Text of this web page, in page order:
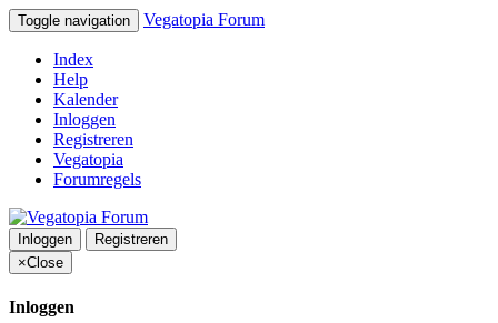
Toggle navigation Vegatopia Forum
Index
Help
Kalender
Inloggen
Registreren
Vegatopia
Forumregels
Inloggen
Registreren
×Close
Inloggen